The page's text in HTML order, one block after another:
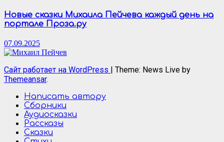
Новые сказки Михаила Пейчева каждый день на
портале Проза.ру
07.09.2025
Сайт работает на WordPress | Theme: News Live by
Themeansar.
Написать автору
Сборники
Аудиосказки
Рассказы
Сказки